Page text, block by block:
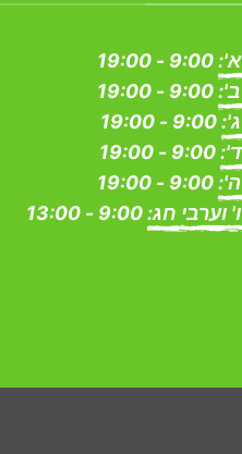
א':
ב':
ד':
ה':
וערבי חג: